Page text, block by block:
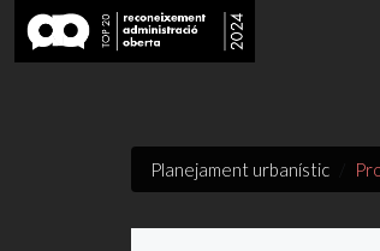
Planejament urbanístic